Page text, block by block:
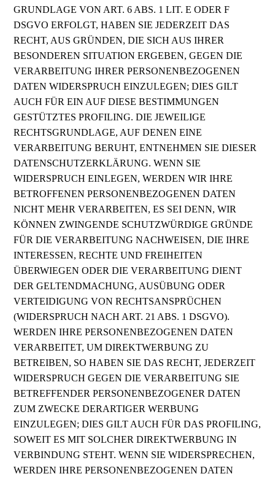
GRUNDLAGE VON ART. 6 ABS. 1 LIT. E ODER F
DSGVO ERFOLGT, HABEN SIE JEDERZEIT DAS
RECHT, AUS GRÜNDEN, DIE SICH AUS IHRER
BESONDEREN SITUATION ERGEBEN, GEGEN DIE
VERARBEITUNG IHRER PERSONENBEZOGENEN
DATEN WIDERSPRUCH EINZULEGEN; DIES GILT
AUCH FÜR EIN AUF DIESE BESTIMMUNGEN
GESTÜTZTES PROFILING. DIE JEWEILIGE
RECHTSGRUNDLAGE, AUF DENEN EINE
VERARBEITUNG BERUHT, ENTNEHMEN SIE DIESER
DATENSCHUTZERKLÄRUNG. WENN SIE
WIDERSPRUCH EINLEGEN, WERDEN WIR IHRE
BETROFFENEN PERSONENBEZOGENEN DATEN
NICHT MEHR VERARBEITEN, ES SEI DENN, WIR
KÖNNEN ZWINGENDE SCHUTZWÜRDIGE GRÜNDE
FÜR DIE VERARBEITUNG NACHWEISEN, DIE IHRE
INTERESSEN, RECHTE UND FREIHEITEN
ÜBERWIEGEN ODER DIE VERARBEITUNG DIENT
DER GELTENDMACHUNG, AUSÜBUNG ODER
VERTEIDIGUNG VON RECHTSANSPRÜCHEN
(WIDERSPRUCH NACH ART. 21 ABS. 1 DSGVO).
WERDEN IHRE PERSONENBEZOGENEN DATEN
VERARBEITET, UM DIREKTWERBUNG ZU
BETREIBEN, SO HABEN SIE DAS RECHT, JEDERZEIT
WIDERSPRUCH GEGEN DIE VERARBEITUNG SIE
BETREFFENDER PERSONENBEZOGENER DATEN
ZUM ZWECKE DERARTIGER WERBUNG
EINZULEGEN; DIES GILT AUCH FÜR DAS PROFILING,
SOWEIT ES MIT SOLCHER DIREKTWERBUNG IN
VERBINDUNG STEHT. WENN SIE WIDERSPRECHEN,
WERDEN IHRE PERSONENBEZOGENEN DATEN